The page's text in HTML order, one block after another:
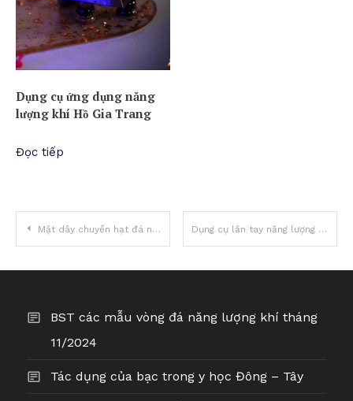
Dụng cụ ứng dụng năng
lượng khí Hồ Gia Trang
Đọc tiếp
Điều
hướng
viết
Mặt dây chuyền hạt đá năng lượng khí Dụng cụ lăn tay năng lượng khí dạng 3 viên tròn – HGT 88842
BST các mẫu vòng đá năng lượng khí tháng
11/2024
Tác dụng của bạc trong y học Đông – Tây